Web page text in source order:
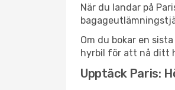
När du landar på
Om du bokar en
hyrbil för att nå ditt
Upptäck Paris: